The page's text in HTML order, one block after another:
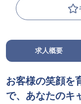
求人概要
お客様の笑顔を
で、あなたのキ